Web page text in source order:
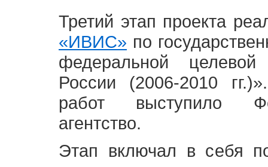
Третий этап проекта
«ИВИС» по
федеральной
России (2006-2010
работ выступило
агентство.
Этап включал в себя